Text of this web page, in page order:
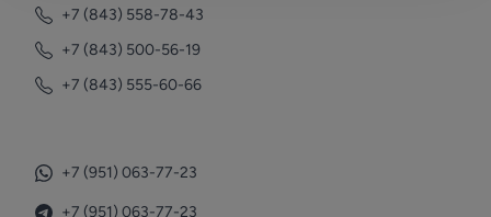
+7 (843) 558-78-43
+7 (843) 500-56-19
+7 (843) 555-60-66
+7 (951) 063-77-23
+7 (951) 063-77-23